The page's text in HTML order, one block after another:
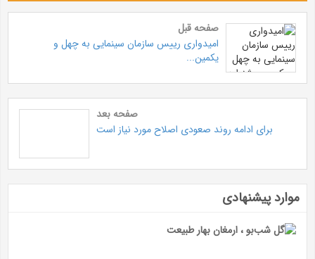
صفحه قبل
امیدواری رییس سازمان سینمایی به چهل و
یکمین...
صفحه بعد
برای ادامه روند صعودی اصلاح مورد نیاز است
موارد پیشنهادی